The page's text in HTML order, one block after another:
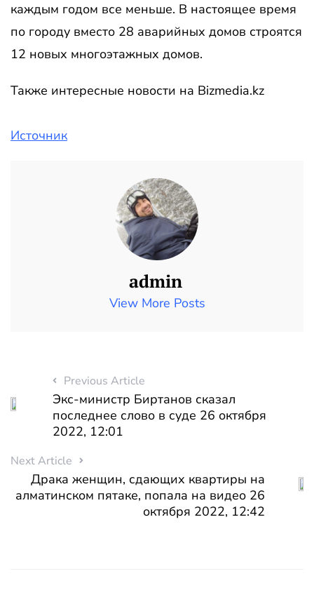
каждым годом все меньше. В настоящее время
по городу вместо 28 аварийных домов строятся
12 новых многоэтажных домов.
Также интересные новости на Bizmedia.kz
Источник
admin
View More Posts
Previous Article
Экс-министр Биртанов сказал
последнее слово в суде 26 октября
2022, 12:01
Next Article
Драка женщин, сдающих квартиры на
алматинском пятаке, попала на видео 26
октября 2022, 12:42